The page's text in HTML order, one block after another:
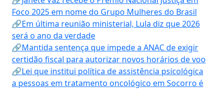
Foco 2025 em nome do Grupo Mulheres do Brasil
🔗Em última reunião ministerial, Lula diz que 2026
será o ano da verdade
🔗Mantida sentença que impede a ANAC de exigir
certidão fiscal para autorizar novos horários de voo
🔗Lei que institui política de assistência psicológica
a pessoas em tratamento oncológico em Socorro é